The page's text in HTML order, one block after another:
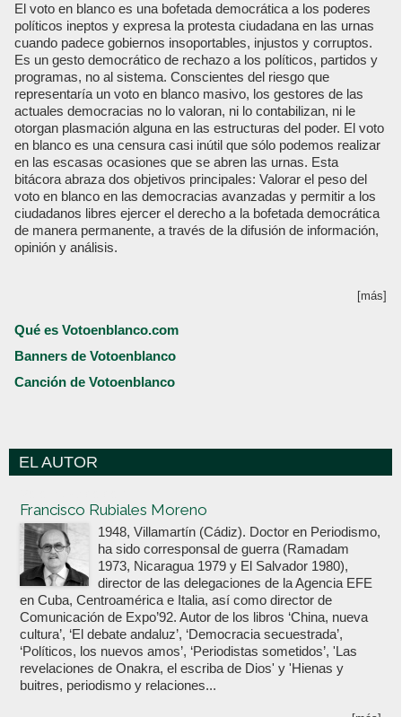
El voto en blanco es una bofetada democrática a los poderes
políticos ineptos y expresa la protesta ciudadana en las urnas
cuando padece gobiernos insoportables, injustos y corruptos.
Es un gesto democrático de rechazo a los políticos, partidos y
programas, no al sistema. Conscientes del riesgo que
representaría un voto en blanco masivo, los gestores de las
actuales democracias no lo valoran, ni lo contabilizan, ni le
otorgan plasmación alguna en las estructuras del poder. El voto
en blanco es una censura casi inútil que sólo podemos realizar
en las escasas ocasiones que se abren las urnas. Esta
bitácora abraza dos objetivos principales: Valorar el peso del
voto en blanco en las democracias avanzadas y permitir a los
ciudadanos libres ejercer el derecho a la bofetada democrática
de manera permanente, a través de la difusión de información,
opinión y análisis.
[más]
Qué es Votoenblanco.com
Banners de Votoenblanco
Canción de Votoenblanco
EL AUTOR
Francisco Rubiales Moreno
1948, Villamartín (Cádiz). Doctor en Periodismo,
ha sido corresponsal de guerra (Ramadam
1973, Nicaragua 1979 y El Salvador 1980),
director de las delegaciones de la Agencia EFE
en Cuba, Centroamérica e Italia, así como director de
Comunicación de Expo’92. Autor de los libros ‘China, nueva
cultura’, ‘El debate andaluz’, ‘Democracia secuestrada’,
‘Políticos, los nuevos amos’, ‘Periodistas sometidos’, 'Las
revelaciones de Onakra, el escriba de Dios' y 'Hienas y
buitres, periodismo y relaciones...